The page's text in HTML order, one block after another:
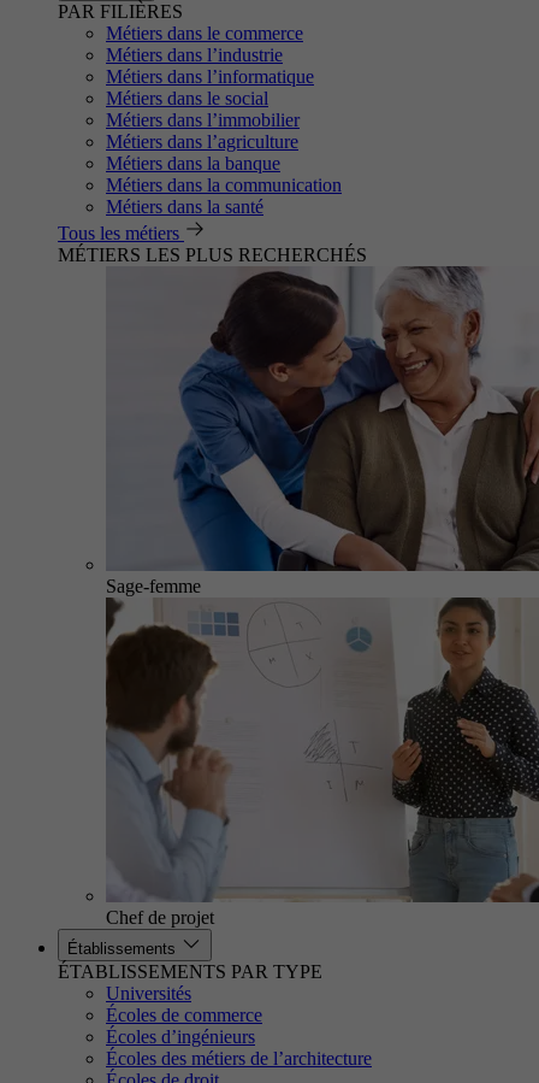
PAR FILIÈRES
Métiers dans le commerce
Métiers dans l’industrie
Métiers dans l’informatique
Métiers dans le social
Métiers dans l’immobilier
Métiers dans l’agriculture
Métiers dans la banque
Métiers dans la communication
Métiers dans la santé
Tous les métiers
MÉTIERS LES PLUS RECHERCHÉS
Sage-femme
Chef de projet
Établissements
ÉTABLISSEMENTS PAR TYPE
Universités
Écoles de commerce
Écoles d’ingénieurs
Écoles des métiers de l’architecture